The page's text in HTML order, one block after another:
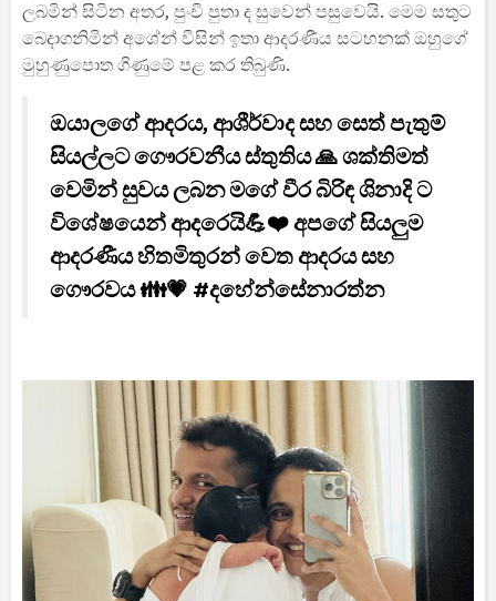
ලබමින් සිටින අතර, පුංචි පුතා ද සුවෙන් පසුවෙයි. මෙම සතුට
බෙදාගනිමින් අශේන් විසින් ඉතා ආදරණීය සටහනක් ඔහුගේ
මුහුණුපොත ගිණුමේ පළ කර තිබුණි.
ඔයාලගේ ආදරය, ආශීර්වාද සහ සෙත් පැතුම්
සියල්ලට ගෞරවනීය ස්තුතිය 🙏 ශක්තිමත්
වෙමින් සුවය ලබන මගේ වීර බිරිඳ ශිනාදි ට
විශේෂයෙන් ආදරෙයි💪❤️ අපගේ සියලුම
ආදරණීය හිතමිතුරන් වෙත ආදරය සහ
ගෞරවය 👪💗 #දහේන්සේනාරත්න